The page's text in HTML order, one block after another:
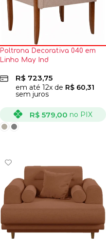
Poltrona Decorativa 040 em
Linho May Ind
R$ 723,75
em até 12x de R$ 60,31
sem juros
R$ 579,00 no PIX